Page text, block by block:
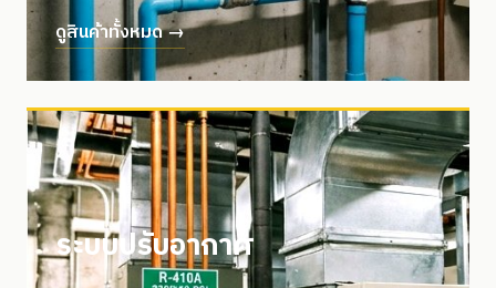
ดูสินค้าทั้งหมด →
ระบบปรับอากาศ